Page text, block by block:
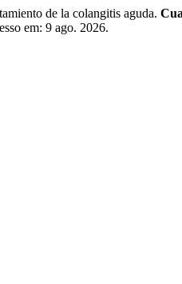
de la colangitis aguda.
em: 9 ago. 2026.